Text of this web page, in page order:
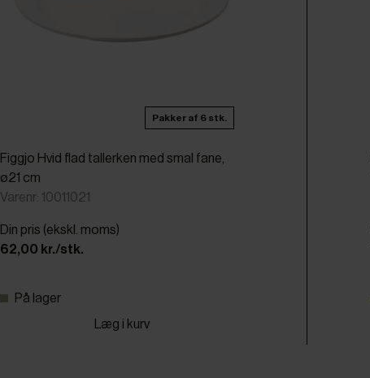
Pakker af 6 stk.
Figgjo Hvid flad tallerken med smal fane,
ø21 cm
Varenr: 10011021
Din pris (ekskl. moms)
62,00 kr./stk.
På lager
Læg i kurv